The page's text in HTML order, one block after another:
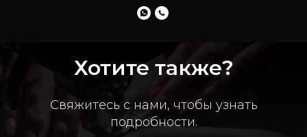
Хотите также?
Свяжитесь с нами, чтобы узнать
подробности.